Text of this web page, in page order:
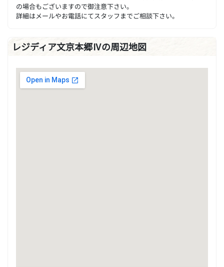
の場合もございますので御注意下さい。
詳細はメールやお電話にてスタッフまでご相談下さい。
レジディア文京本郷Ⅳの周辺地図